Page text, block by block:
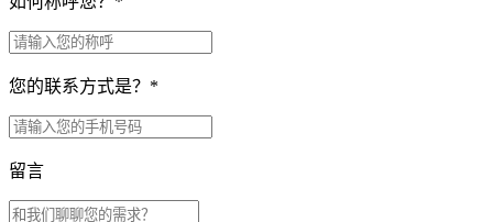
您的联系方式是？ *
留言